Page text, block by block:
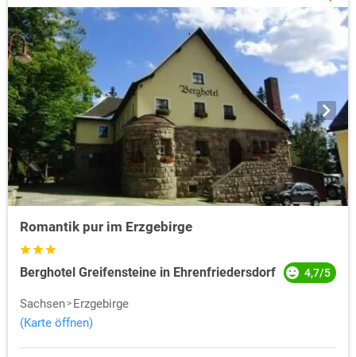
Romantik pur im Erzgebirge
Berghotel Greifensteine in Ehrenfriedersdorf 4,7/5
Sachsen
Erzgebirge
(Karte öffnen)